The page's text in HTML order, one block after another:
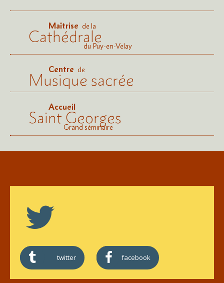
Maîtrise de la
Cathédraledu Puy-en-Velay
Centre de
Musique sacrée
Accueil
Saint Georges
Grand séminaire
twitter facebook